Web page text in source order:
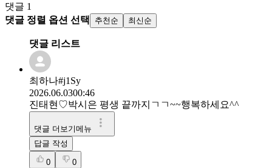
댓글 1
댓글 정렬 옵션 선택
추천순 최신순
댓글 리스트
최하나#j1Sy
2026.06.0300:46
진태현♡박시은 평생 끝까지ㄱㄱ~~행복하세요^^
댓글 더보기메뉴
답글 작성
0 0